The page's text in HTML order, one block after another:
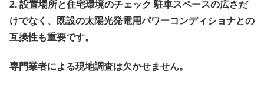
2. 設置場所と住宅環境のチェック 駐車スペースの広さだ
けでなく、既設の太陽光発電用パワーコンディショナとの
互換性も重要です。
専門業者による現地調査は欠かせません。